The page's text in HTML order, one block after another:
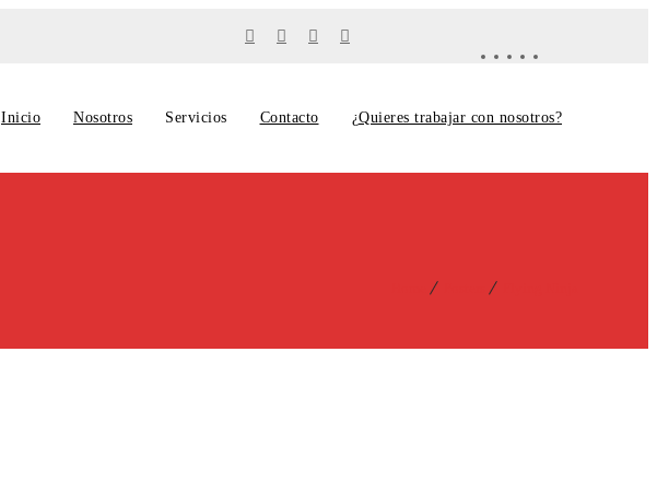
Inicio Nosotros Servicios Contacto ¿Quieres trabajar con nosotros?